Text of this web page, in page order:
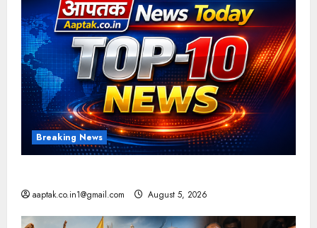
Breaking News
aaptak.co.in1@gmail.com August 5, 2026